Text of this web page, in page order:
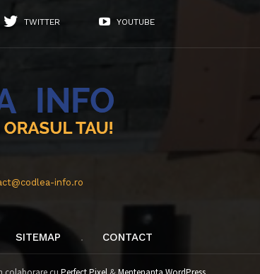
TWITTER YOUTUBE
info.ro
SITEMAP CONTACT